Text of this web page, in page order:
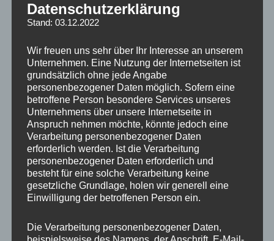
Breite
Design JR3
Durchmesser 18
ET 43
Fertigung Einteilig gegossen
Hersteller JR WHEELS
Lochkreis 5×114.3
Hinweis
Lochzahl
Datenschutzerklärung
Stand: 03.12.2022
Wir freuen uns sehr über Ihr Interesse an unserem
Unternehmen. Eine Nutzung der Internetseiten ist
grundsätzlich ohne jede Angabe
personenbezogener Daten möglich. Sofern eine
betroffene Person besondere Services unseres
Unternehmens über unsere Internetseite in
Anspruch nehmen möchte, könnte jedoch eine
Verarbeitung personenbezogener Daten
erforderlich werden. Ist die Verarbeitung
personenbezogener Daten erforderlich und
besteht für eine solche Verarbeitung keine
gesetzliche Grundlage, holen wir generell eine
Einwilligung der betroffenen Person ein.
Die Verarbeitung personenbezogener Daten,